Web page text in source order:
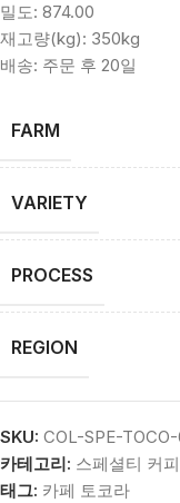
밀도: 874.00
재고량(kg): 350kg
배송: 주문 후 20일
FARM
VARIETY
PROCESS
REGION
SKU: COL-SPE-
카테고리: 스페셜티 커피
태그: 카페 토코라